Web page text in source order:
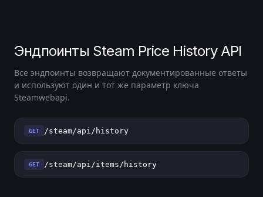
Эндпоинты Steam Price History API
Все эндпоинты возвращают документированные ответы
и используют один и тот же параметр ключа
Steamwebapi.
GET /steam/api/history
GET /steam/api/items/history